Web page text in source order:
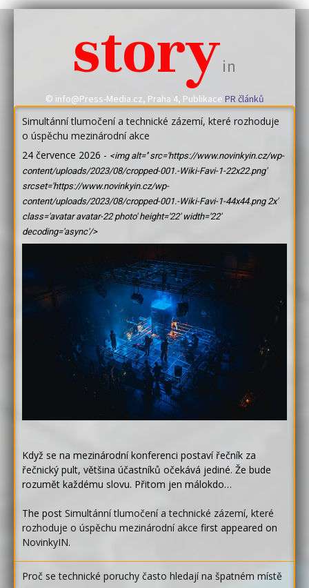
storyin
© info@Press-Media.cz, Praha 4, Publikace PR článků
Simultánní tlumočení a technické zázemí, které rozhoduje
o úspěchu mezinárodní akce
24 července 2026 - <img alt='' src='https://www.novinkyin.cz/wp-
content/uploads/2023/08/cropped-001.-Wiki-Favi-1-22x22.png'
srcset='https://www.novinkyin.cz/wp-
content/uploads/2023/08/cropped-001.-Wiki-Favi-1-44x44.png 2x'
class='avatar avatar-22 photo' height='22' width='22'
decoding='async'/>
Když se na mezinárodní konferenci postaví řečník za
řečnický pult, většina účastníků očekává jediné. Že bude
rozumět každému slovu. Přitom jen málokdo…
The post Simultánní tlumočení a technické zázemí, které
rozhoduje o úspěchu mezinárodní akce first appeared on
NovinkyIN.
Proč se technické poruchy často hledají na špatném místě